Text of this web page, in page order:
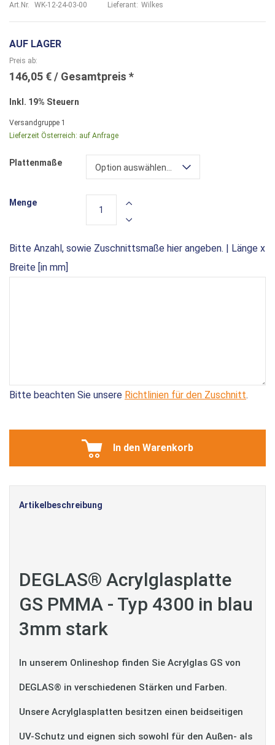
Art.Nr. WK-12-24-03-00 Lieferant: Wilkes
AUF LAGER
Preis ab
146,05 €
Inkl. 19% Steuern
Versandgruppe 1
Lieferzeit Österreich: auf Anfrage
Plattenmaße Option auswählen...
Bitte Anzahl, sowie Zuschnittsmaße hier angeben. | Länge x
Breite [in mm]
Bitte beachten Sie unsere Richtlinien für den Zuschnitt.
Menge
In den Warenkorb
Artikelbeschreibung
DEGLAS® Acrylglasplatte
GS PMMA - Typ 4300 in blau
3mm stark
In unserem Onlineshop finden Sie Acrylglas GS von
DEGLAS® in verschiedenen Stärken und Farben.
Unsere Acrylglasplatten besitzen einen beidseitigen
UV-Schutz und eignen sich sowohl für den Außen- als